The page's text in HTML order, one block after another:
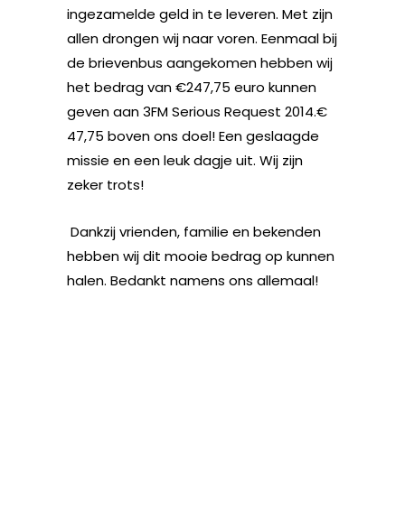
ingezamelde geld in te leveren. Met zijn
allen drongen wij naar voren. Eenmaal bij
de brievenbus aangekomen hebben wij
het bedrag van €247,75 euro kunnen
geven aan 3FM Serious Request 2014.€
47,75 boven ons doel! Een geslaagde
missie en een leuk dagje uit. Wij zijn
zeker trots!
Dankzij vrienden, familie en bekenden
hebben wij dit mooie bedrag op kunnen
halen. Bedankt namens ons allemaal!